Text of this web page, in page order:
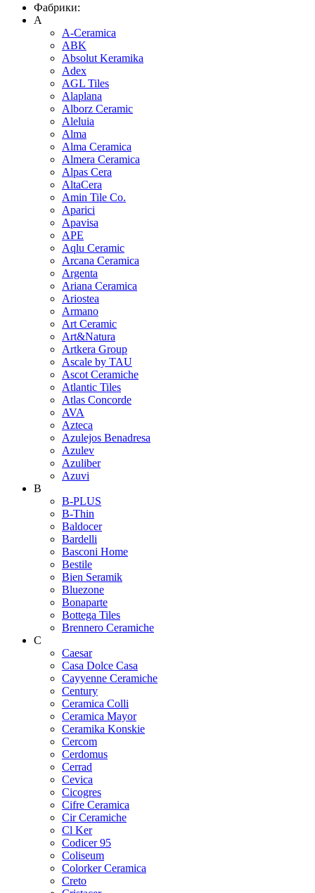
Фабрики:
A
A-Ceramica
ABK
Absolut Keramika
Adex
AGL Tiles
Alaplana
Alborz Ceramic
Aleluia
Alma
Alma Ceramica
Almera Ceramica
Alpas Cera
AltaCera
Amin Tile Co.
Aparici
Apavisa
APE
Aqlu Ceramic
Arcana Ceramica
Argenta
Ariana Ceramica
Ariostea
Armano
Art Ceramic
Art&Natura
Artkera Group
Ascale by TAU
Ascot Ceramiche
Atlantic Tiles
Atlas Concorde
AVA
Azteca
Azulejos Benadresa
Azulev
Azuliber
Azuvi
B
B-PLUS
B-Thin
Baldocer
Bardelli
Basconi Home
Bestile
Bien Seramik
Bluezone
Bonaparte
Bottega Tiles
Brennero Ceramiche
C
Caesar
Casa Dolce Casa
Cayyenne Ceramiche
Century
Ceramica Colli
Ceramica Mayor
Ceramika Konskie
Cercom
Cerdomus
Cerrad
Cevica
Cicogres
Cifre Ceramica
Cir Ceramiche
Cl Ker
Codicer 95
Coliseum
Colorker Ceramica
Creto